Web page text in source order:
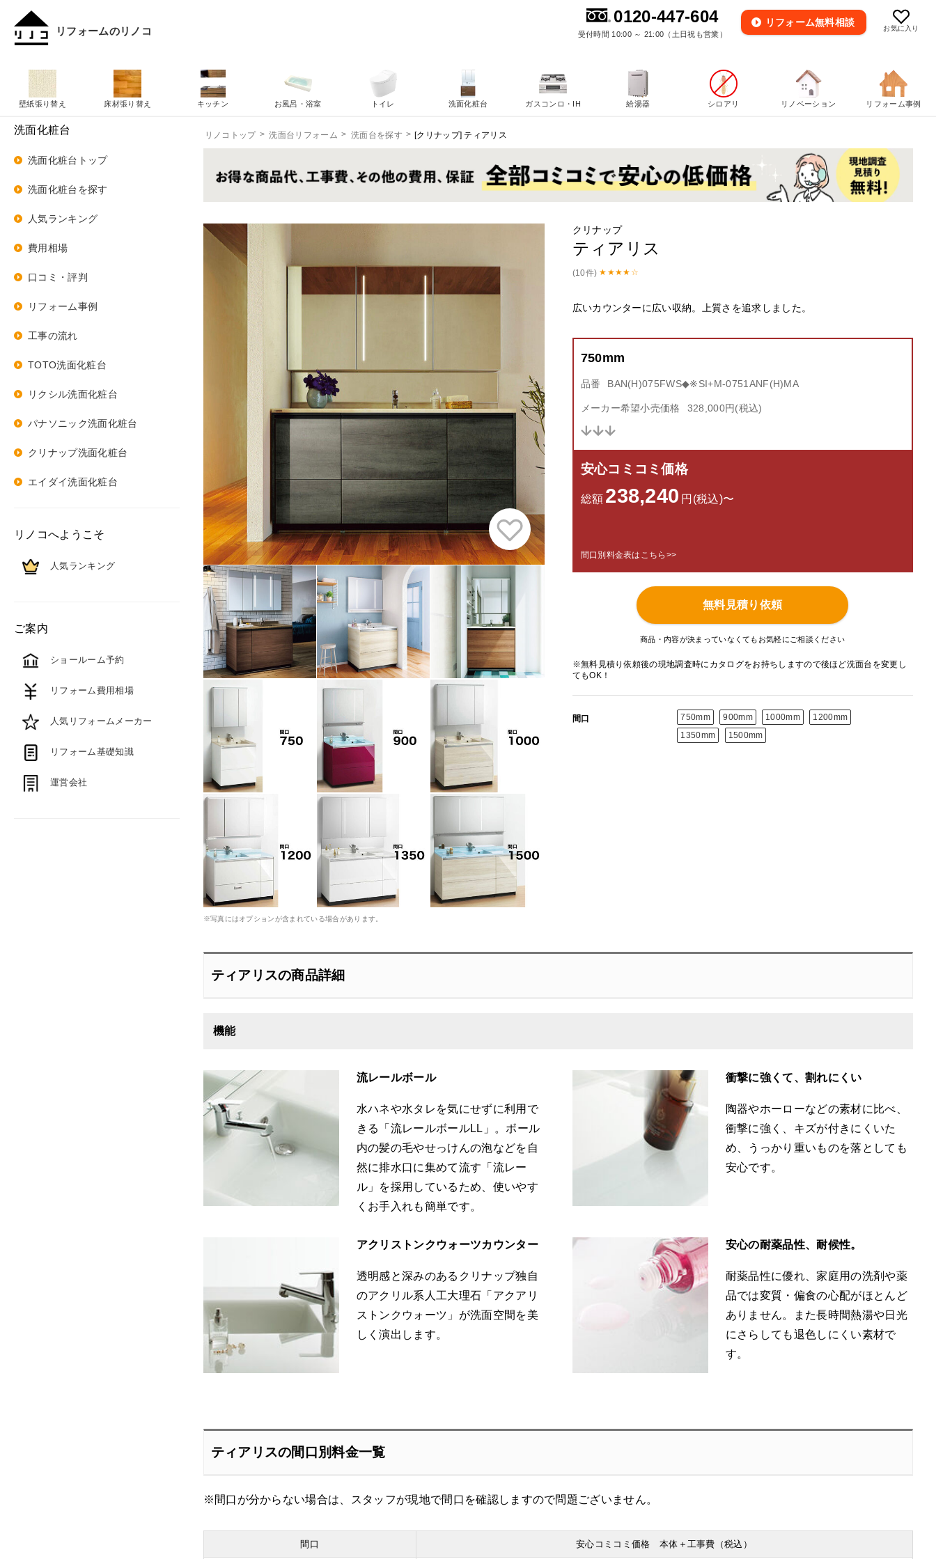
リフォームのリノコ お気に入り
0120-447-604
受付時間 10:00 ～ 21:00（土日祝も営業）
リフォーム無料相談
リノコトップ 洗面台リフォーム 洗面台を探す [クリナップ] ティアリス
クリナップ
ティアリス
(10件)
※写真にはオプションが含まれている場合があります。
広いカウンターに広い収納。上質さを追求しました。
750mm
品番 BAN(H)075FWS◆※SI+M-0751ANF(H)MA
メーカー希望小売価格 328,000円(税込)
安心コミコミ価格
総額 238,240 円(税込)〜
間口別料金表はこちら>>
無料見積り依頼
商品・内容が決まっていなくてもお気軽にご相談ください
※無料見積り依頼後の現地調査時にカタログをお持ちしますので後ほど洗面台を変更し
てもOK！
間口 750mm 900mm 1000mm
1200mm
1350mm
1500mm
ティアリスの商品詳細
機能
流レールボール
水ハネや水タレを気にせずに利用で
きる「流レールボールLL」。ボール
内の髪の毛やせっけんの泡などを自
然に排水口に集めて流す「流レー
ル」を採用しているため、使いやす
くお手入れも簡単です。
衝撃に強くて、割れにくい
陶器やホーローなどの素材に比べ、
衝撃に強く、キズが付きにくいた
め、うっかり重いものを落としても
安心です。
アクリストンクウォーツカウンター
透明感と深みのあるクリナップ独自
のアクリル系人工大理石「アクアリ
ストンクウォーツ」が洗面空間を美
しく演出します。
安心の耐薬品性、耐候性。
耐薬品性に優れ、家庭用の洗剤や薬
品では変質・偏食の心配がほとんど
ありません。また長時間熱湯や日光
にさらしても退色しにくい素材で
す。
ティアリスの間口別料金一覧
※間口が分からない場合は、スタッフが現地で間口を確認しますので問題ございません。
間口 安心コミコミ価格 本体＋工事費（税込）
壁紙張り替え 床材張り替え キッチン お風呂・浴室 トイレ 洗面化粧台 ガスコンロ・IH 給湯器 シロアリ リノベーション リフォーム事例
洗面化粧台
洗面化粧台トップ
洗面化粧台を探す
人気ランキング
費用相場
口コミ・評判
リフォーム事例
工事の流れ
TOTO洗面化粧台
リクシル洗面化粧台
パナソニック洗面化粧台
クリナップ洗面化粧台
エイダイ洗面化粧台
リノコへようこそ
人気ランキング
ご案内
ショールーム予約
リフォーム費用相場
人気リフォームメーカー
リフォーム基礎知識
運営会社